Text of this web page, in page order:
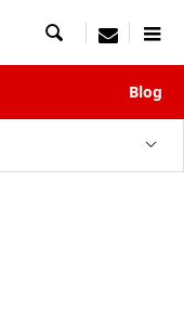
 menu
Blog